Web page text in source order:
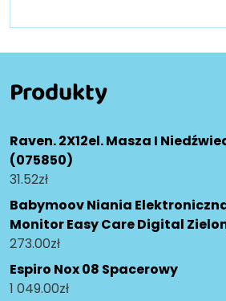
Produkty
Raven. 2X12el. Masza I
(075850)
31.52zł
Babymoov Niania
Monitor Easy Care Digital
273.00zł
Espiro Nox 08 Spacerowy
1 049.00zł